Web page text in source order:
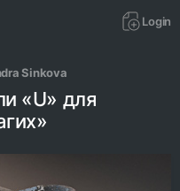
Login
Sinkova
«U» для